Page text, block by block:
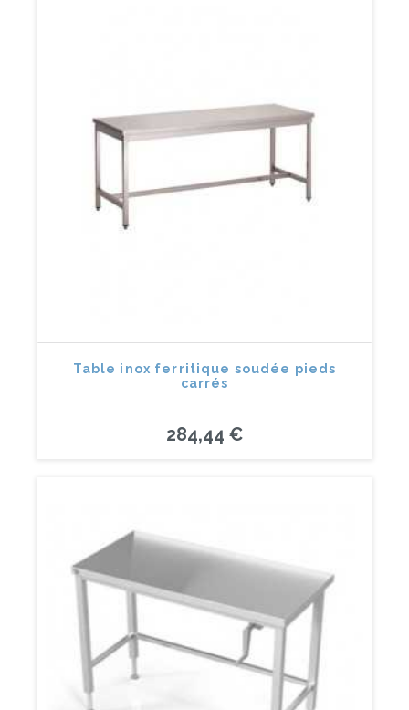
Table inox ferritique soudée pieds
carrés
284,44 €